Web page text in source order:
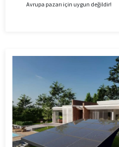
Avrupa pazarı için uygun değildir!